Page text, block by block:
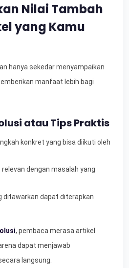
Nilai Tambah
yang Kamu
hanya sekedar menyampaikan
manfaat lebih bagi
atau Tips Praktis
konkret yang bisa diikuti oleh
dengan masalah yang
ditawarkan dapat diterapkan
, pembaca merasa artikel
dapat menjawab
langsung.